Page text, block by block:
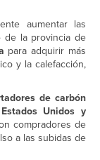
aumentar las
de la provincia de
para adquirir más
y la calefacción,
de carbón
Unidos y
compradores de
a las subidas de